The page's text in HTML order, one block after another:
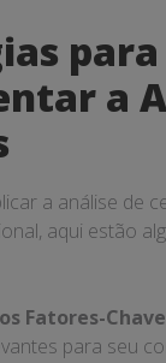
para
a
a análise de
aqui estão
Fatores-
para seu